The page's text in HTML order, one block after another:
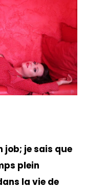
job; je sais que
plein
la vie de